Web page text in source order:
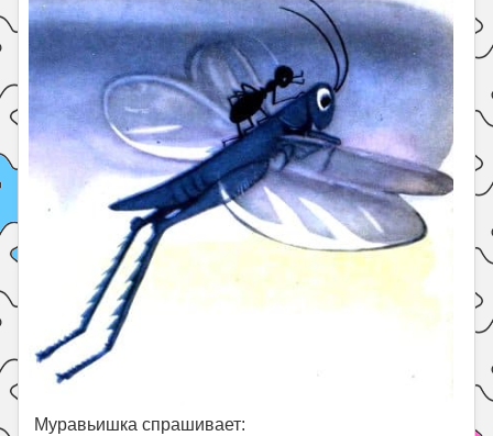
Муравьишка спрашивает: